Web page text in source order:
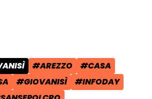
su Facebook - apre
su X - apre una
il link e condividi -
TAG:
#AREZZO TAG:
#CASA
TAG:
#GIOVANISÌ TAG:
#INFODAY